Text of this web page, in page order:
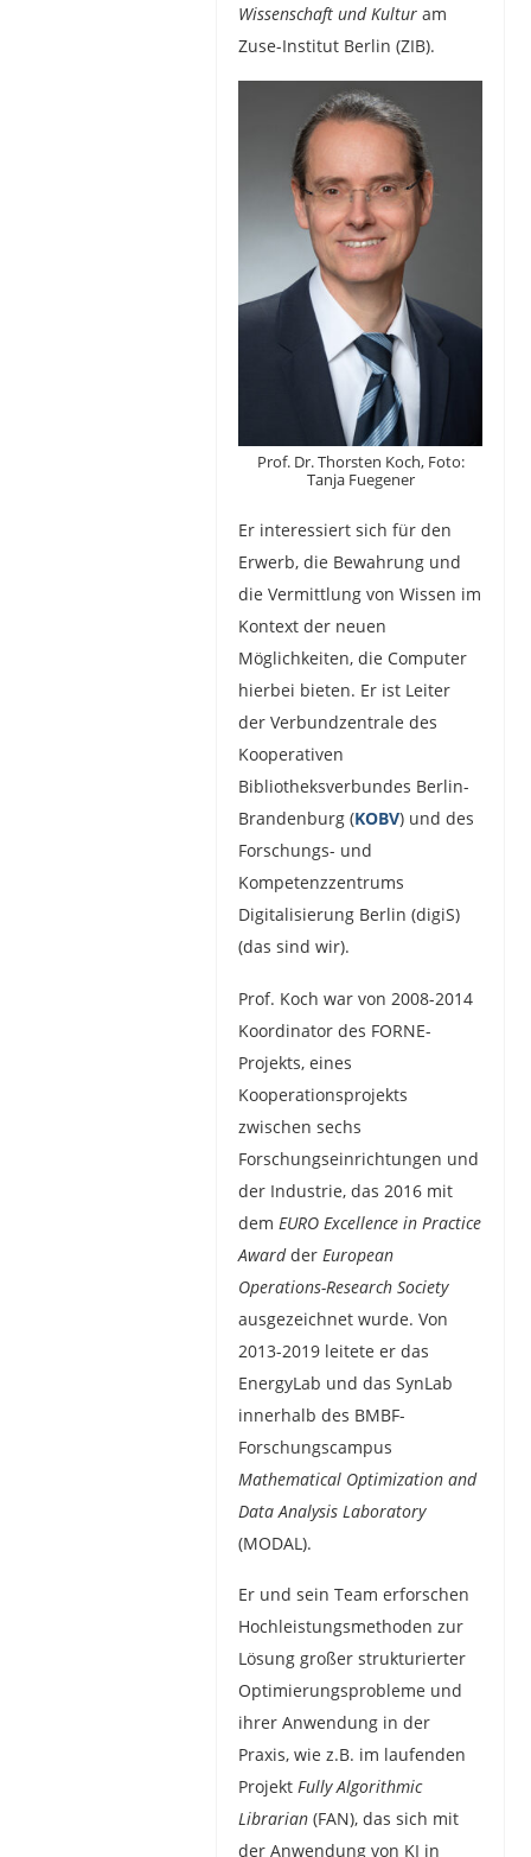
Wissenschaft und Kulturam
Zuse-Institut Berlin (ZIB).
Prof. Dr. Thorsten Koch, Foto:
Tanja Fuegener
Er interessiert sich für den
Erwerb, die Bewahrung und
die Vermittlung von Wissen im
Kontext der neuen
Möglichkeiten, die Computer
hierbei bieten. Er ist Leiter
der Verbundzentrale des
Kooperativen
Bibliotheksverbundes Berlin-
Brandenburg (KOBV) und des
Forschungs- und
Kompetenzzentrums
Digitalisierung Berlin (digiS)
(das sind wir).
Prof. Koch war von 2008-2014
Koordinator des FORNE-
Projekts, eines
Kooperationsprojekts
zwischen sechs
Forschungseinrichtungen und
der Industrie, das 2016 mit
dem EURO Excellence in Practice
Awardder European
Operations-Research Society
ausgezeichnet wurde. Von
2013-2019 leitete er das
EnergyLab und das SynLab
innerhalb des BMBF-
Forschungscampus
Mathematical Optimization and
Data Analysis Laboratory
(MODAL).
Er und sein Team erforschen
Hochleistungsmethoden zur
Lösung großer strukturierter
Optimierungsprobleme und
ihrer Anwendung in der
Praxis, wie z.B. im laufenden
ProjektFully Algorithmic
Librarian (FAN), das sich mit
der Anwendung von KI in